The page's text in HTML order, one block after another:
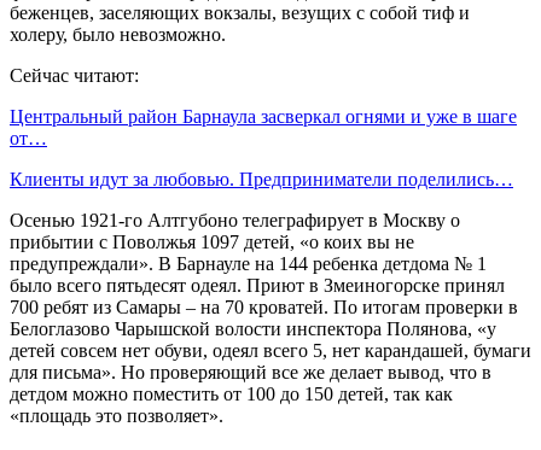
беженцев, заселяющих вокзалы, везущих с собой тиф и
холеру, было невозможно.
Сейчас читают:
Центральный район Барнаула засверкал огнями и уже в шаге
от…
Клиенты идут за любовью. Предприниматели поделились…
Осенью 1921-го Алтгубоно телеграфирует в Москву о
прибытии с Поволжья 1097 детей, «о коих вы не
предупреждали». В Барнауле на 144 ребенка детдома № 1
было всего пятьдесят одеял. Приют в Змеиногорске принял
700 ребят из Самары – на 70 кроватей. По итогам проверки в
Белоглазово Чарышской волости инспектора Полянова, «у
детей совсем нет обуви, одеял всего 5, нет карандашей, бумаги
для письма». Но проверяющий все же делает вывод, что в
детдом можно поместить от 100 до 150 детей, так как
«площадь это позволяет».